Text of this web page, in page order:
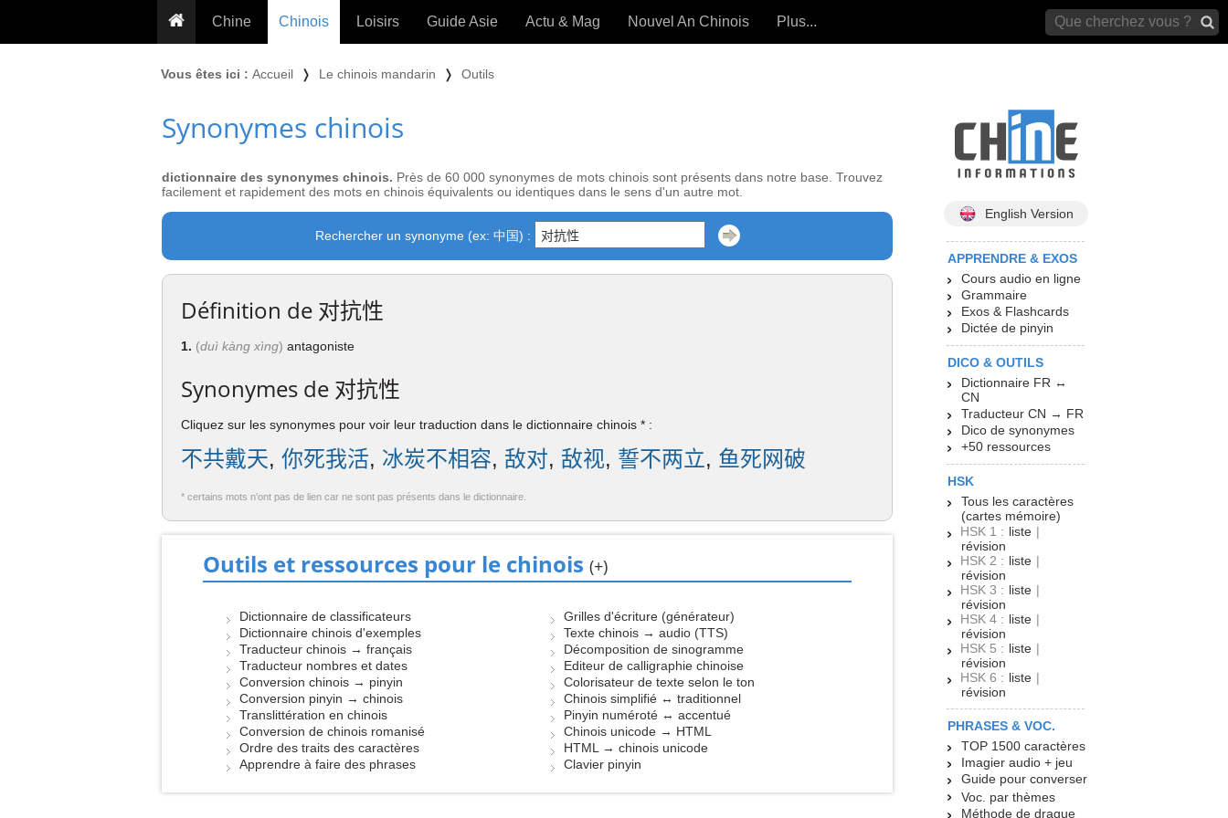
Chine
Conseils voyageurs
Proverbes
Cuisine
Calendrier en ligne
JO Pékin 2022
Chinois
Grammaire
Exos & Flashcards
+50 Outils
Loisirs
Tatouage
Guide Asie Actu & Mag Nouvel An Chinois Plus...
Vous êtes ici : Accueil ❭ Le chinois mandarin ❭ Outils
Synonymes chinois
dictionnaire des synonymes chinois. Près de 60 000 synonymes de mots chinois sont présents dans notre base. Trouvez
facilement et rapidement des mots en chinois équivalents ou identiques dans le sens d'un autre mot.
Rechercher un synonyme (ex: 中国) :
Définition de 对抗性
1. (duì kàng xìng) antagoniste
Synonymes de 对抗性
Cliquez sur les synonymes pour voir leur traduction dans le dictionnaire chinois * :
不共戴天, 你死我活, 冰炭不相容, 敌对, 敌视, 誓不两立, 鱼死网破
* certains mots n'ont pas de lien car ne sont pas présents dans le dictionnaire.
Outils et ressources pour le chinois (+)
Dictionnaire de classificateurs
Dictionnaire chinois d'exemples
Traducteur chinois → français
Traducteur nombres et dates
Conversion chinois → pinyin
Conversion pinyin → chinois
Translittération en chinois
Conversion de chinois romanisé
Ordre des traits des caractères
Apprendre à faire des phrases
Grilles d'écriture (générateur)
Texte chinois → audio (TTS)
Décomposition de sinogramme
Editeur de calligraphie chinoise
Colorisateur de texte selon le ton
Chinois simplifié ↔ traditionnel
Pinyin numéroté ↔ accentué
Chinois unicode → HTML
HTML → chinois unicode
Clavier pinyin
English Version
APPRENDRE & EXOS
Cours audio en ligne
Grammaire
Exos & Flashcards
Dictée de pinyin
DICO & OUTILS
Dictionnaire FR ↔
CN
Traducteur CN → FR
Dico de synonymes
+50 ressources
HSK
Tous les caractères
(cartes mémoire)
HSK 1 : liste |
révision
HSK 2 : liste |
révision
HSK 3 : liste |
révision
HSK 4 : liste |
révision
HSK 5 : liste |
révision
HSK 6 : liste |
révision
PHRASES & VOC.
TOP 1500 caractères
Imagier audio + jeu
Guide pour converser
Voc. par thèmes
Méthode de drague